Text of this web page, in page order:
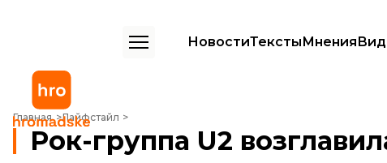
НовостиТекстыМнения
Главная Лайфстайл
Рок-группа U2 возглавила рейтинг самых высокооплачиваемых
Рок-группа U2